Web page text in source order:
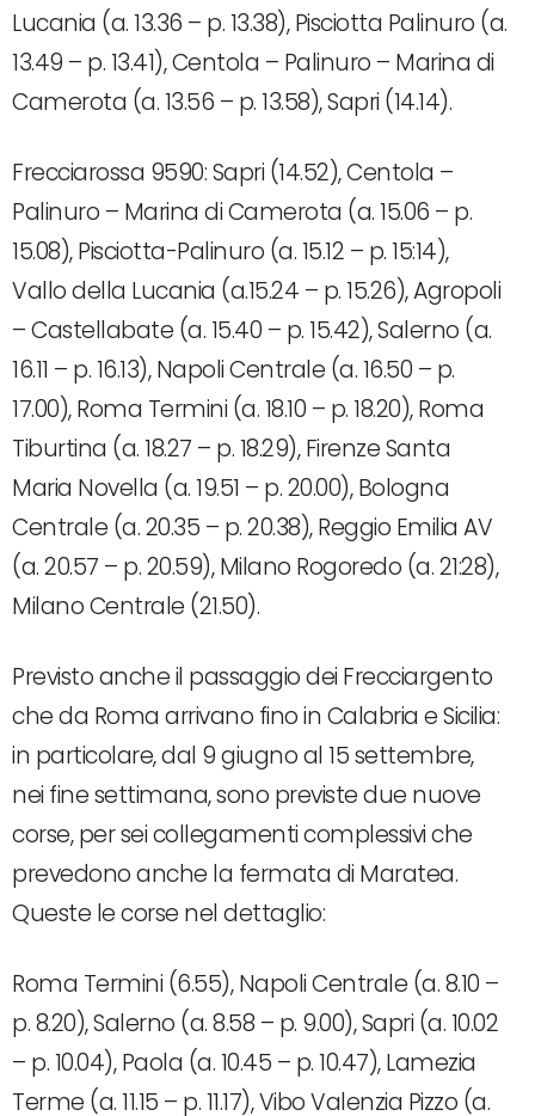
Lucania (a. 13.36 – p. 13.38), Pisciotta Palinuro (a.
13.49 – p. 13.41), Centola – Palinuro – Marina di
Camerota (a. 13.56 – p. 13.58), Sapri (14.14).
Frecciarossa 9590: Sapri (14.52), Centola –
Palinuro – Marina di Camerota (a. 15.06 – p.
15.08), Pisciotta-Palinuro (a. 15.12 – p. 15:14),
Vallo della Lucania (a.15.24 – p. 15.26), Agropoli
– Castellabate (a. 15.40 – p. 15.42), Salerno (a.
16.11 – p. 16.13), Napoli Centrale (a. 16.50 – p.
17.00), Roma Termini (a. 18.10 – p. 18.20), Roma
Tiburtina (a. 18.27 – p. 18.29), Firenze Santa
Maria Novella (a. 19.51 – p. 20.00), Bologna
Centrale (a. 20.35 – p. 20.38), Reggio Emilia AV
(a. 20.57 – p. 20.59), Milano Rogoredo (a. 21:28),
Milano Centrale (21.50).
Previsto anche il passaggio dei Frecciargento
che da Roma arrivano fino in Calabria e Sicilia:
in particolare, dal 9 giugno al 15 settembre,
nei fine settimana, sono previste due nuove
corse, per sei collegamenti complessivi che
prevedono anche la fermata di Maratea.
Queste le corse nel dettaglio:
Roma Termini (6.55), Napoli Centrale (a. 8.10 –
p. 8.20), Salerno (a. 8.58 – p. 9.00), Sapri (a. 10.02
– p. 10.04), Paola (a. 10.45 – p. 10.47), Lamezia
Terme (a. 11.15 – p. 11.17), Vibo Valenzia Pizzo (a.